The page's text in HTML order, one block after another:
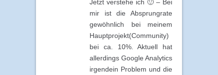
Jetzt verstehe ich 🙂 – Bei
mir ist die Absprungrate
gewöhnlich bei meinem
Hauptprojekt(Community)
bei ca. 10%. Aktuell hat
allerdings Google Analytics
irgendein Problem und die